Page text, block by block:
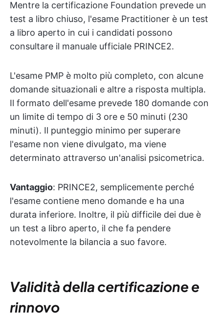
Mentre la certificazione Foundation prevede un
test a libro chiuso, l'esame Practitioner è un test
a libro aperto in cui i candidati possono
consultare il manuale ufficiale PRINCE2.
L'esame PMP è molto più completo, con alcune
domande situazionali e altre a risposta multipla.
Il formato dell'esame prevede 180 domande con
un limite di tempo di 3 ore e 50 minuti (230
minuti). Il punteggio minimo per superare
l'esame non viene divulgato, ma viene
determinato attraverso un'analisi psicometrica.
Vantaggio: PRINCE2, semplicemente perché
l'esame contiene meno domande e ha una
durata inferiore. Inoltre, il più difficile dei due è
un test a libro aperto, il che fa pendere
notevolmente la bilancia a suo favore.
Validità della certificazione e
rinnovo